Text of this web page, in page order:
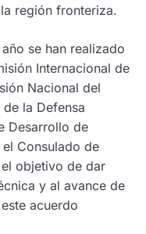
región fronteriza.
se han realizado
Internacional de
Nacional del
la Defensa
Desarrollo de
Consulado de
objetivo de dar
y al avance de
acuerdo